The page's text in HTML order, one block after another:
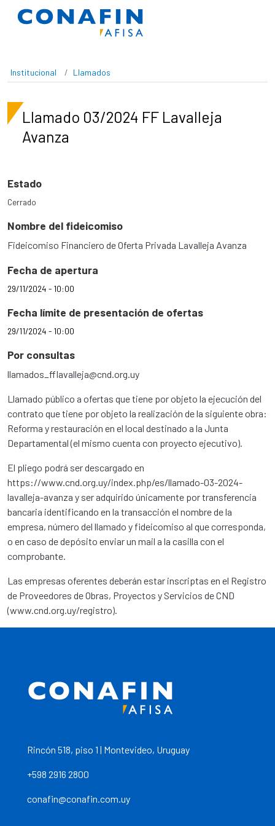
Pasar al contenido principal
Institucional Llamados
Llamado 03/2024 FF Lavalleja
Avanza
Estado
Cerrado
Nombre del fideicomiso
Fideicomiso Financiero de Oferta Privada Lavalleja Avanza
Fecha de apertura
29/11/2024 - 10:00
Fecha límite de presentación de ofertas
29/11/2024 - 10:00
Por consultas
llamados_fflavalleja@cnd.org.uy
Llamado público a ofertas que tiene por objeto la ejecución del
contrato que tiene por objeto la realización de la siguiente obra:
Reforma y restauración en el local destinado a la Junta
Departamental (el mismo cuenta con proyecto ejecutivo).
El pliego podrá ser descargado en
https://www.cnd.org.uy/index.php/es/llamado-03-2024-
lavalleja-avanza y ser adquirido únicamente por transferencia
bancaria identificando en la transacción el nombre de la
empresa, número del llamado y fideicomiso al que corresponda,
o en caso de depósito enviar un mail a la casilla con el
comprobante.
Las empresas oferentes deberán estar inscriptas en el Registro
de Proveedores de Obras, Proyectos y Servicios de CND
(www.cnd.org.uy/registro).
Rincón 518, piso 1 | Montevideo, Uruguay
+598 2916 2800
conafin@conafin.com.uy